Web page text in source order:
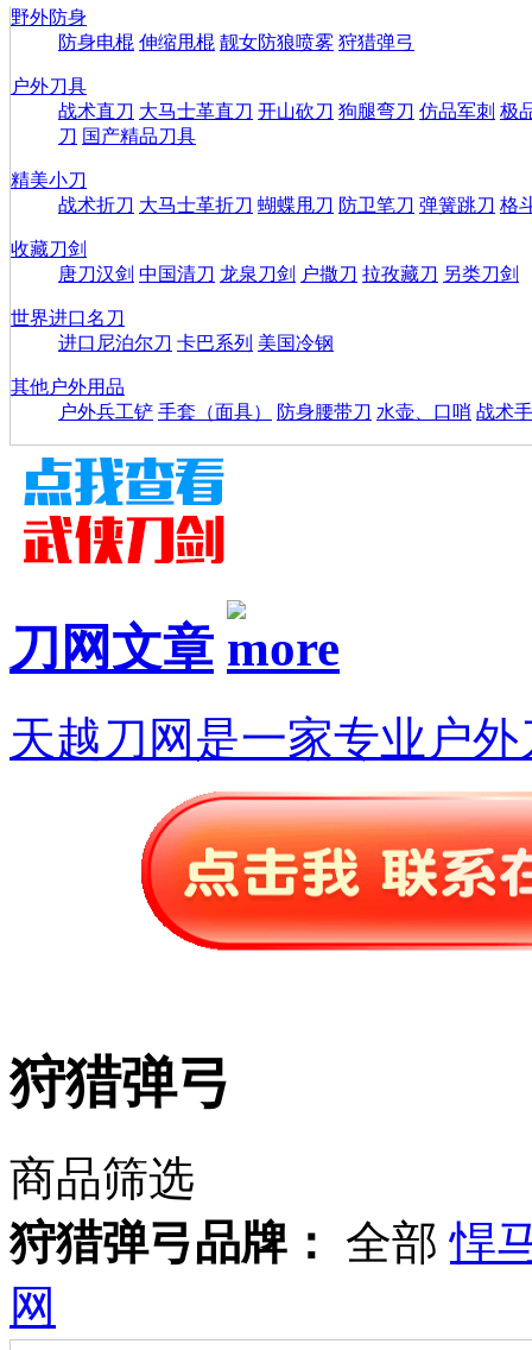
野外防身
防身电棍 伸缩甩棍 靓女防狼喷雾 狩猎弹弓
户外刀具
战术直刀 大马士革直刀 开山砍刀 狗腿弯刀 仿品军刺 极
刀 国产精品刀具
精美小刀
战术折刀 大马士革折刀 蝴蝶甩刀 防卫笔刀 弹簧跳刀 格
收藏刀剑
唐刀汉剑 中国清刀 龙泉刀剑 户撒刀 拉孜藏刀 另类刀剑
世界进口名刀
进口尼泊尔刀 卡巴系列 美国冷钢
其他户外用品
户外兵工铲 手套（面具） 防身腰带刀 水壶、口哨 战术
刀网文章
天越刀网是一家专业户
狩猎弹弓
商品筛选
狩猎弹弓品牌：
全部 悍
网